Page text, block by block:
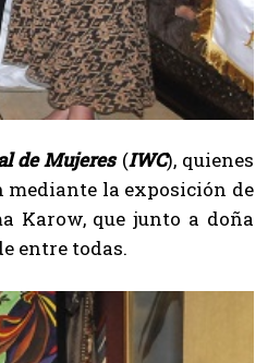
de Mujeres(IWC), quienes
mediante la exposición de
Karow, que junto a doña
entre todas.